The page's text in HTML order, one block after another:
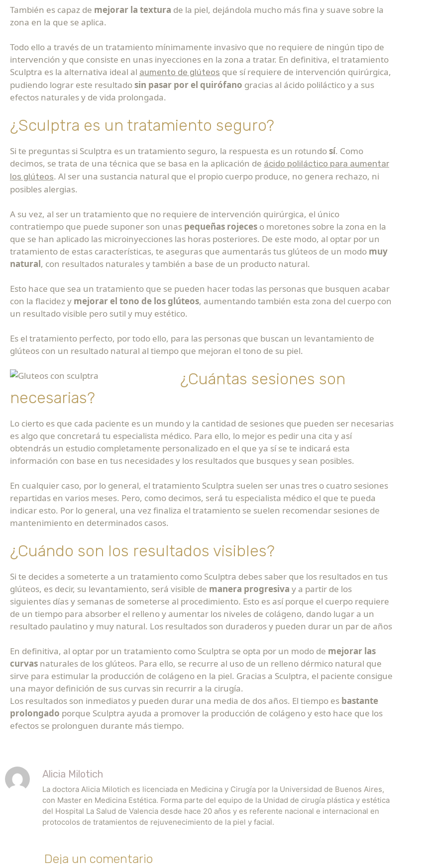
También es capaz de mejorar la textura de la piel, dejándola mucho más fina y suave sobre la
zona en la que se aplica.
Todo ello a través de un tratamiento mínimamente invasivo que no requiere de ningún tipo de
intervención y que consiste en unas inyecciones en la zona a tratar. En definitiva, el tratamiento
Sculptra es la alternativa ideal al aumento de glúteos que sí requiere de intervención quirúrgica,
pudiendo lograr este resultadosin pasar por el quirófano gracias al ácido poliláctico y a sus
efectos naturales y de vida prolongada.
¿Sculptra es un tratamiento seguro?
Si te preguntas si Sculptra es un tratamiento seguro, la respuesta es un rotundosí. Como
decimos, se trata de una técnica que se basa en la aplicación de ácido poliláctico para aumentar
los glúteos. Al ser una sustancia natural que el propio cuerpo produce, no genera rechazo, ni
posibles alergias.
A su vez, al ser un tratamiento que no requiere de intervención quirúrgica, el único
contratiempo que puede suponer son unas pequeñas rojeces o moretones sobre la zona en la
que se han aplicado las microinyecciones las horas posteriores. De este modo, al optar por un
tratamiento de estas características, te aseguras que aumentarás tus glúteos de un modo muy
natural, con resultados naturales y también a base de un producto natural.
Esto hace que sea un tratamiento que se pueden hacer todas las personas que busquen acabar
con la flacidez y mejorar el tono de los glúteos, aumentando también esta zona del cuerpo con
un resultado visible pero sutil y muy estético.
Es el tratamiento perfecto, por todo ello, para las personas que buscan un levantamiento de
glúteos con un resultado natural al tiempo que mejoran el tono de su piel.
¿Cuántas sesiones son
necesarias?
Lo cierto es que cada paciente es un mundo y la cantidad de sesiones que pueden ser necesarias
es algo que concretará tu especialista médico. Para ello, lo mejor es pedir una cita y así
obtendrás un estudio completamente personalizado en el que ya sí se te indicará esta
información con base en tus necesidades y los resultados que busques y sean posibles.
En cualquier caso, por lo general, el tratamiento Sculptra suelen ser unas tres o cuatro sesiones
repartidas en varios meses. Pero, como decimos, será tu especialista médico el que te pueda
indicar esto. Por lo general, una vez finaliza el tratamiento se suelen recomendar sesiones de
mantenimiento en determinados casos.
¿Cuándo son los resultados visibles?
Si te decides a someterte a un tratamiento como Sculptra debes saber que los resultados en tus
glúteos, es decir, su levantamiento, será visible de manera progresiva y a partir de los
siguientes días y semanas de someterse al procedimiento. Esto es así porque el cuerpo requiere
de un tiempo para absorber el relleno y aumentar los niveles de colágeno, dando lugar a un
resultado paulatino y muy natural. Los resultados son duraderos y pueden durar un par de años
En definitiva, al optar por un tratamiento como Sculptra se opta por un modo de mejorar las
curvas naturales de los glúteos. Para ello, se recurre al uso de un relleno dérmico natural que
sirve para estimular la producción de colágeno en la piel. Gracias a Sculptra, el paciente consigue
una mayor definición de sus curvas sin recurrir a la cirugía.
Los resultados son inmediatos y pueden durar una media de dos años. El tiempo es bastante
prolongado porque Sculptra ayuda a promover la producción de colágeno y esto hace que los
efectos se prolonguen durante más tiempo.
Alicia Milotich
La doctora Alicia Milotich es licenciada en Medicina y Cirugía por la Universidad de Buenos Aires,
con Master en Medicina Estética. Forma parte del equipo de la Unidad de cirugía plástica y estética
del Hospital La Salud de Valencia desde hace 20 años y es referente nacional e internacional en
protocolos de tratamientos de rejuvenecimiento de la piel y facial.
Deja un comentario